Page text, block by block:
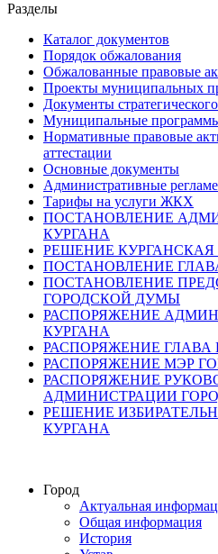
Разделы
Каталог документов
Порядок обжалования
Обжалованные правовые
Проекты муниципальных
Документы
Муниципальные
Нормативные правовые
аттестации
Основные документы
Административные
Тарифы на услуги ЖКХ
ПОСТАНОВЛЕНИЕ
КУРГАНА
РЕШЕНИЕ
ПОСТАНОВЛЕНИЕ
ПОСТАНОВЛЕНИЕ
ГОРОДСКОЙ ДУМЫ
РАСПОРЯЖЕНИЕ
КУРГАНА
РАСПОРЯЖЕНИЕ ГЛАВА
РАСПОРЯЖЕНИЕ МЭР
РАСПОРЯЖЕНИЕ
АДМИНИСТРАЦИИ
РЕШЕНИЕ
КУРГАНА
Город
Актуальная
Общая информация
История